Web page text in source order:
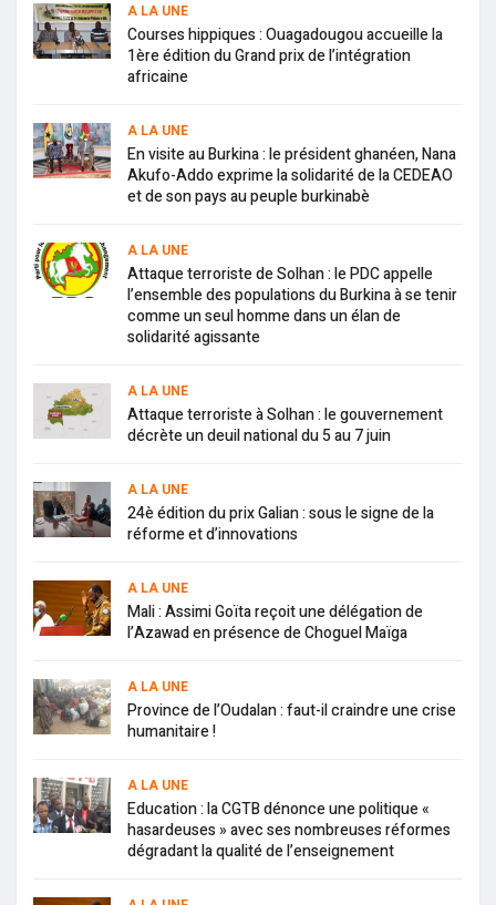
A LA UNE
Courses hippiques : Ouagadougou accueille la
1ère édition du Grand prix de l’intégration
africaine
A LA UNE
En visite au Burkina : le président ghanéen, Nana
Akufo-Addo exprime la solidarité de la CEDEAO
et de son pays au peuple burkinabè
A LA UNE
Attaque terroriste de Solhan : le PDC appelle
l’ensemble des populations du Burkina à se tenir
comme un seul homme dans un élan de
solidarité agissante
A LA UNE
Attaque terroriste à Solhan : le gouvernement
décrète un deuil national du 5 au 7 juin
A LA UNE
24è édition du prix Galian : sous le signe de la
réforme et d’innovations
A LA UNE
Mali : Assimi Goïta reçoit une délégation de
l’Azawad en présence de Choguel Maïga
A LA UNE
Province de l’Oudalan : faut-il craindre une crise
humanitaire !
A LA UNE
Education : la CGTB dénonce une politique «
hasardeuses » avec ses nombreuses réformes
dégradant la qualité de l’enseignement